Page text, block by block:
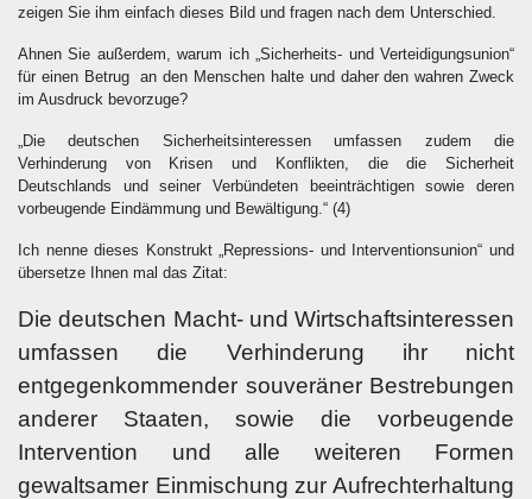
zeigen Sie ihm einfach dieses Bild und fragen nach dem Unterschied.
Ahnen Sie außerdem, warum ich „Sicherheits- und Verteidigungsunion“
für einen Betrug an den Menschen halte und daher den wahren Zweck
im Ausdruck bevorzuge?
„Die deutschen Sicherheitsinteressen umfassen zudem die
Verhinderung von Krisen und Konflikten, die die Sicherheit
Deutschlands und seiner Verbündeten beeinträch­tigen sowie deren
vorbeugende Eindämmung und Bewälti­gung.“ (4)
Ich nenne dieses Konstrukt „Repressions- und Interventionsunion“ und
übersetze Ihnen mal das Zitat:
Die deutschen Macht- und Wirtschaftsinteressen
umfassen die Verhinderung ihr nicht
entgegenkommender souveräner Bestrebungen
anderer Staaten, sowie die vorbeugende
Intervention und alle weiteren Formen
gewaltsamer Einmischung zur Aufrechterhaltung